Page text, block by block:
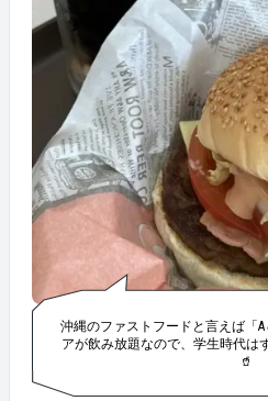
沖縄のファストフードと言えば「
アが飲み放題なので、学生時代は
🥤